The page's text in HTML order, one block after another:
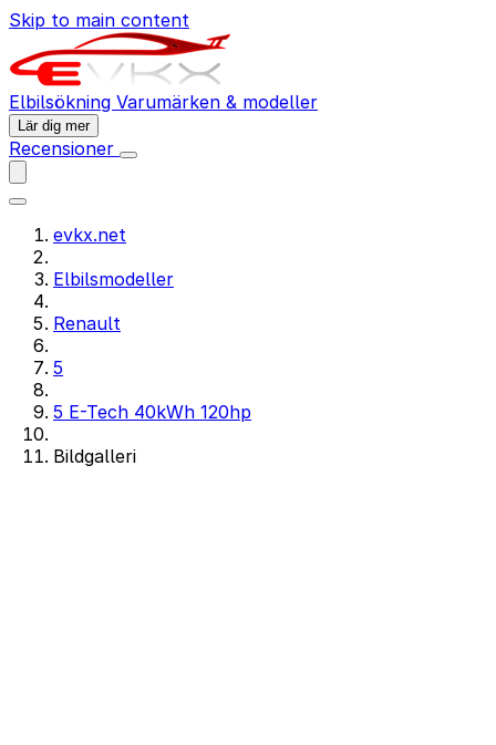
Skip to main content
Elbilsökning Varumärken & modeller
Lär dig mer
Recensioner
evkx.net
Elbilsmodeller
Renault
5
5 E-Tech 40kWh 120hp
Bildgalleri